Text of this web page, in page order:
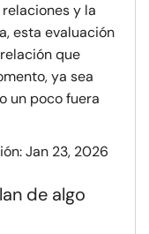
y la
esta evaluación
que
ya sea
un poco fuera
Jan 23, 2026
de algo